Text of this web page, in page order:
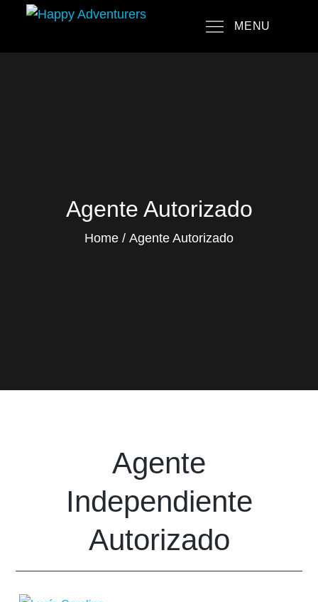
content
MENU
Agente Autorizado
Home Agente Autorizado
Agente
Independiente
Autorizado